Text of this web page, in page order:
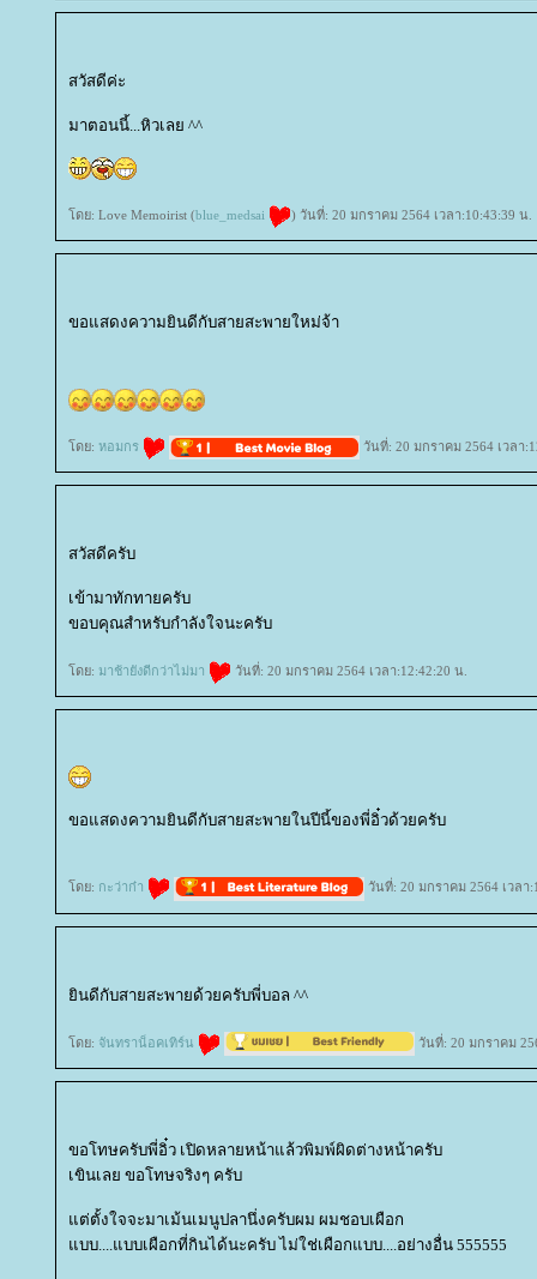
สวัสดีค่ะ
มาตอนนี้...หิวเลย ^^
ดย: Love Memoirist (blue_medsai ) วันที่: 20 มกราคม 2564 เวลา:10:43:39 น.
ขอแสดงความยินดีกับสายสะพายใหม่จ้า
ดย: หอมกร วันที่: 20 มกราคม 2564 เวลา
สวัสดีครับ
เข้ามาทักทายครับ
ขอบคุณสำหรับกำลังใจนะครับ
ดย: มาช้ายังดีกว่าไม่มา วันที่: 20 มกราคม 2564 เวลา:12:42:20 น.
ขอแสดงความยินดีกับสายสะพายในปีนี้ของพี่อิ๋วด้วยครับ
ดย: กะว่าก๋า วันที่: 20 มกราคม 2564 เวลา
ินดีกับสายสะพายด้วยครับพี่บอล ^^
ดย: จันทราน็อคเทิร์น วันที่: 20 มกราคม
ขอโทษครับพี่อิ๋ว เปิดหลายหน้าแล้วพิมพ์ผิดต่างหน้าครับ
เขินเลย ขอโทษจริงๆ ครับ
ต่ตั้งใจจะมาเม้นเมนูปลานึ่งครับผม ผมชอบเผือก
บบ....แบบเผือกที่กินได้นะครับ ไม่ใช่เผือกแบบ....อย่างอื่น 555555